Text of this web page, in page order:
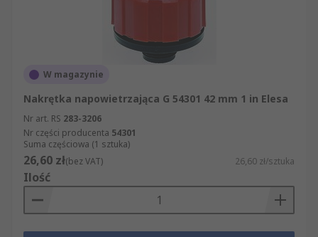
W magazynie
Nakrętka napowietrzająca G 54301 42 mm 1 in Elesa
Nr art. RS 283-3206
Nr części producenta 54301
Suma częściowa (1 sztuka)
26,60 zł(bez VAT) 26,60 zł/sztuka
Ilość